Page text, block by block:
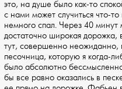
это, на душе было как-то
с нами может случиться что-
немного спал. Через 40
достаточно широкая дорожка,
тут, совершенно неожиданно,
песочница, которую я когда-
было абсолютно
бы все равно оказались в